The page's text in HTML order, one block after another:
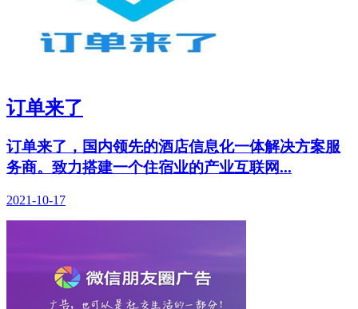
订单来了
订单来了，国内领先的酒店信息化一体解决方案服
务商。致力搭建一个住宿业的产业互联网...
2021-10-17